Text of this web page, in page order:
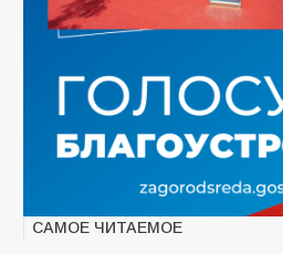
САМОЕ ЧИТАЕМОЕ